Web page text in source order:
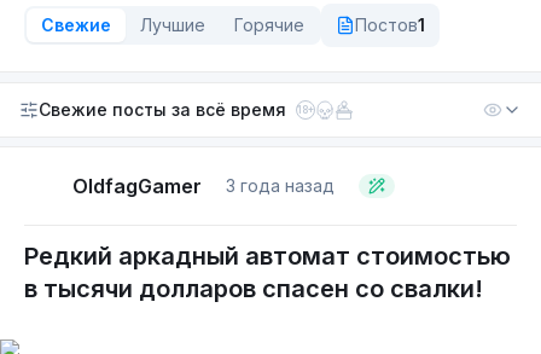
Свежие Лучшие Горячие Постов1
Свежие посты за всё время 18+
OldfagGamer 3 года назад
Редкий аркадный автомат стоимостью
в тысячи долларов спасен со свалки!